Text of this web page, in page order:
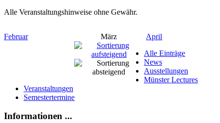
Alle Veranstaltungshinweise ohne Gewähr.
Februar März
April
Alle Einträge
News
Ausstellungen
Münster Lectures
Veranstaltungen
Semestertermine
Informationen ...